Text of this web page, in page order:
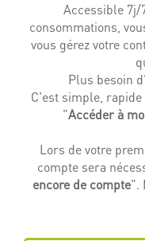
Accessible 7j/
consommations,
vous gérez votre
Plus besoin
C'est simple,
"Accéder à
Lors de votre
compte sera
encore de compte".